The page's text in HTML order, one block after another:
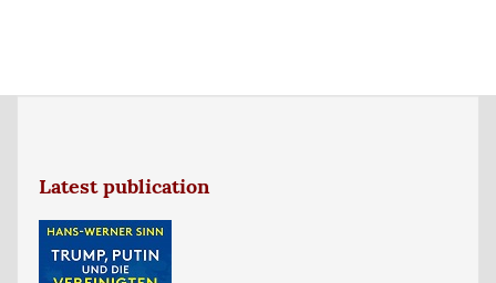
Latest publication